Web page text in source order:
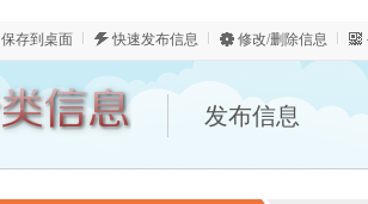
保存到桌面 快速发布信息 修改/删除信息
发布信息